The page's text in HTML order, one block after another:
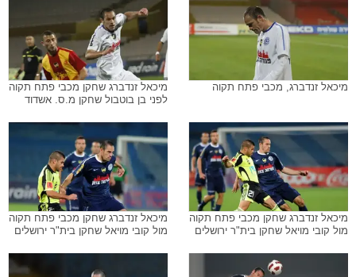
מיכאל זנדברג, מכבי פתח תקוה
מיכאל זנדברג שחקן מכבי פתח תקוה
לפני בן בוטבול שחקן מ.ס. אשדוד
מיכאל זנדברג שחקן מכבי פתח תקוה
מול קובי מויאל שחקן בית"ר ירושלים
מיכאל זנדברג שחקן מכבי פתח תקוה
מול קובי מויאל שחקן בית"ר ירושלים